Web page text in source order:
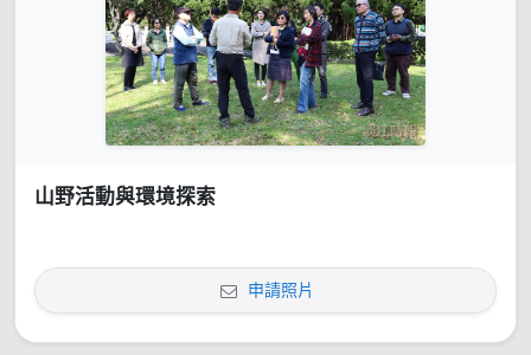
山野活動與環境探索
申請照片